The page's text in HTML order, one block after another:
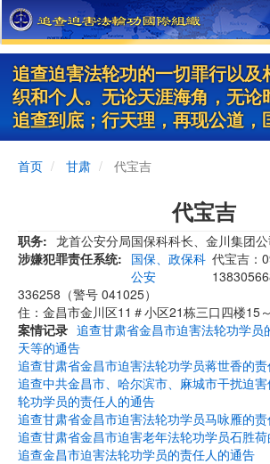
Skip
to
main
content
追查迫害法轮功的一切罪行以及
织和个人。无论天涯海角，无论
追查到底；行天理，再现公道，
首页 甘肃 代宝吉
代宝吉
职务
龙首公安分局国保科科长、金川集团
涉嫌犯罪责任系统
国保、政保科
公安
代宝吉：
336258（警号 041025）
住：金昌市金川区11＃小区21栋三口四楼15
案情记录 追查甘肃省金昌市迫害法轮功学员
天等的通告
追查甘肃省金昌市迫害法轮功学员蒋世香的
追查中共金昌市、哈尔滨市、麻城市干扰迫
轮功学员的责任人的通告
追查甘肃省金昌市迫害法轮功学员马咏雁的
追查甘肃省金昌市迫害老年法轮功学员石胜
追查金昌市迫害法轮功学员的责任人的通告